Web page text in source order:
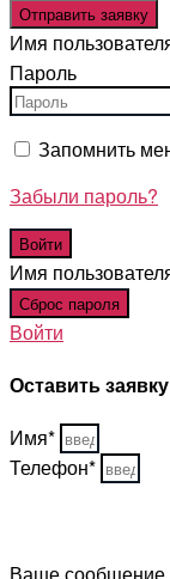
Отправить заявку
Имя
Пароль
Запомнить
Забыли пароль?
Имя
Войти
Оставить
Имя*
Телефон*